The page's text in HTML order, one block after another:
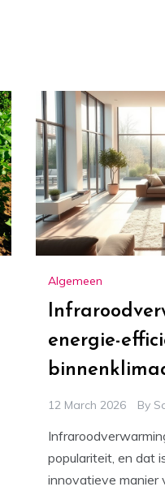
Algemeen
energie-
12 March 2026 By
populariteit, en dat
innovatieve manier